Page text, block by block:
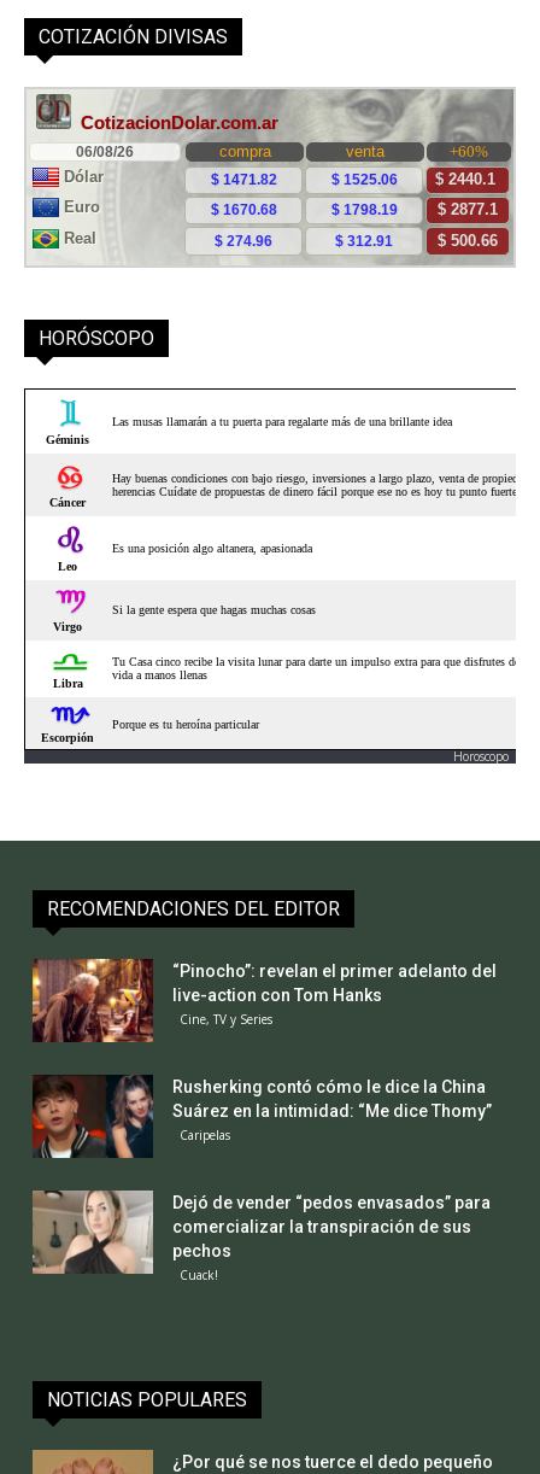
COTIZACIÓN DIVISAS
HORÓSCOPO
Horoscopo
RECOMENDACIONES DEL EDITOR
“Pinocho”: revelan el primer adelanto del
live-action con Tom Hanks
Cine, TV y Series
Rusherking contó cómo le dice la China
Suárez en la intimidad: “Me dice Thomy”
Caripelas
Dejó de vender “pedos envasados” para
comercializar la transpiración de sus
pechos
Cuack!
NOTICIAS POPULARES
¿Por qué se nos tuerce el dedo pequeño